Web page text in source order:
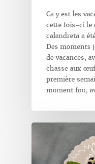
Ca y est les
cette fois-ci le
calandreta a
Des moments
de vacances,
chasse aux
première
moment fou,